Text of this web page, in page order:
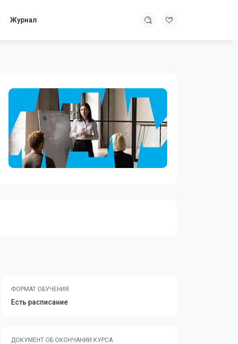
Журнал
ФОРМАТ ОБУЧЕНИЯ
Есть расписание
ДОКУМЕНТ ОБ ОКОНЧАНИИ КУРСА